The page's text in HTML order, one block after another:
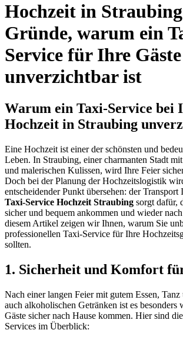
Hochzeit in
Gründe, warum ein
Service für Ihre Gäste
unverzichtbar ist
Warum ein Taxi-Service bei
Hochzeit in Straubing
Eine Hochzeit ist einer der schönsten und
Leben. In Straubing, einer charmanten Stadt
und malerischen Kulissen, wird Ihre Feier
Doch bei der Planung der Hochzeitslogistik
entscheidender Punkt übersehen: der Transport
Taxi-Service Hochzeit Straubing sorgt dafür,
sicher und bequem ankommen und wieder
diesem Artikel zeigen wir Ihnen, warum Sie
professionellen Taxi-Service für Ihre
sollten.
1. Sicherheit und Komfort
Nach einer langen Feier mit gutem Essen,
auch alkoholischen Getränken ist es besonders
Gäste sicher nach Hause kommen. Hier sind
Services im Überblick: